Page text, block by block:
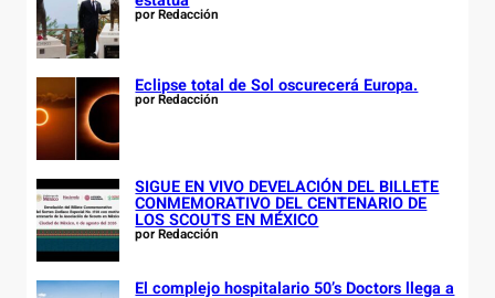
por Redacción
Eclipse total de Sol oscurecerá Europa.
por Redacción
SIGUE EN VIVO DEVELACIÓN DEL BILLETE
CONMEMORATIVO DEL CENTENARIO DE
LOS SCOUTS EN MÉXICO
por Redacción
El complejo hospitalario 50’s Doctors llega a